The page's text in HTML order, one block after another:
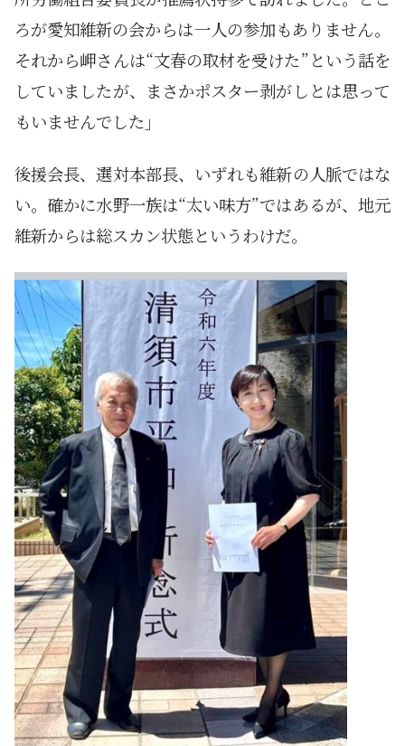
ろが愛知維新の会からは一人の参加もありません。
それから岬さんは“文春の取材を受けた”という話を
していましたが、まさかポスター剥がしとは思って
もいませんでした」
後援会長、選対本部長、いずれも維新の人脈ではな
い。確かに水野一族は“太い味方”ではあるが、地元
維新からは総スカン状態というわけだ。